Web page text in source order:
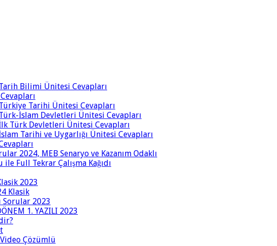
Tarih Bilimi Ünitesi Cevapları
Tarihi Ünitesi Cevapları
Türk-İslam Devletleri Ünitesi Cevapları
İlk Türk Devletleri Ünitesi Cevapları
Tarihi ve Uygarlığı Ünitesi Cevapları
2024, MEB Senaryo ve Kazanım Odaklı
Full Tekrar Çalışma Kağıdı
2023
Klasik
Sorular 2023
1. YAZILI 2023
Video Çözümlü